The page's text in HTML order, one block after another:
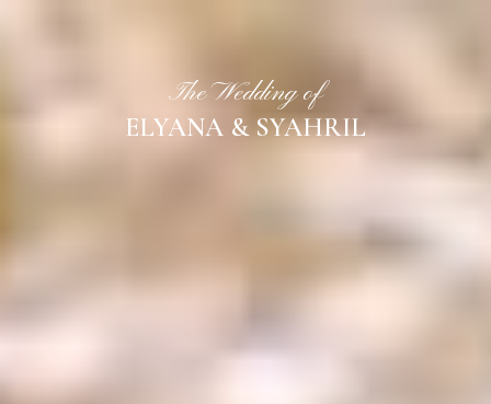
The Wedding of
ELYANA & SYAHRIL